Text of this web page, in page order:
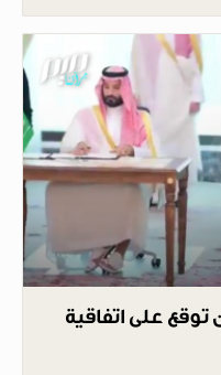
على اتفاقية